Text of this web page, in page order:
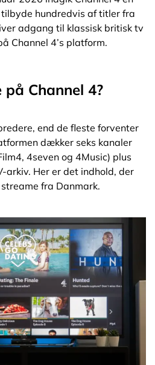
hundredvis af titler fra
adgang til klassisk britisk tv
Channel 4’s platform.
Channel 4?
end de fleste forventer
dækker seks kanaler
4seven og 4Music) plus
arkiv. Her er det indhold, der
fra Danmark.